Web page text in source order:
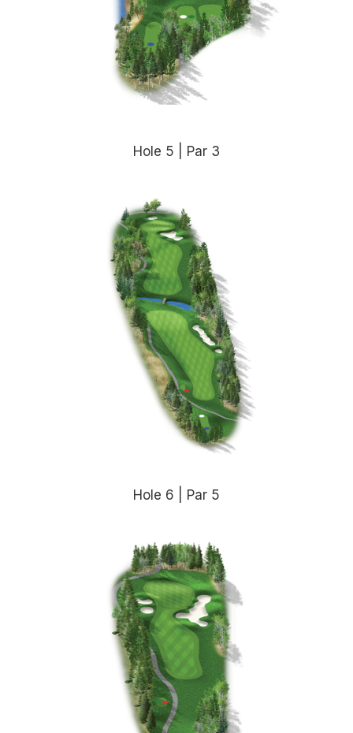
Hole 5 | Par 3
Hole 6 | Par 5